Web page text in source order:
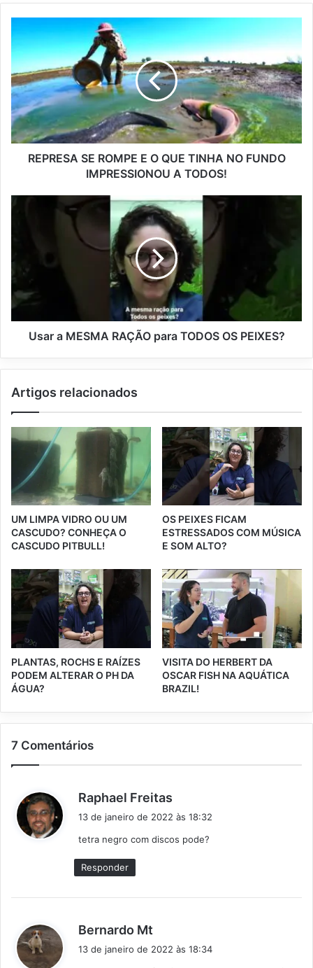
REPRESA SE ROMPE E O QUE TINHA NO FUNDO
IMPRESSIONOU A TODOS!
Usar a MESMA RAÇÃO para TODOS OS PEIXES?
Artigos relacionados
UM LIMPA VIDRO OU UM
CASCUDO? CONHEÇA O
CASCUDO PITBULL!
OS PEIXES FICAM
ESTRESSADOS COM MÚSICA
E SOM ALTO?
PLANTAS, ROCHS E RAÍZES
PODEM ALTERAR O PH DA
ÁGUA?
VISITA DO HERBERT DA
OSCAR FISH NA AQUÁTICA
BRAZIL!
7 Comentários
Raphael Freitas
s
13 de janeiro de 2022 às 18:32
tetra negro com discos pode?
Responder
Bernardo Mt
i
13 de janeiro de 2022 às 18:34